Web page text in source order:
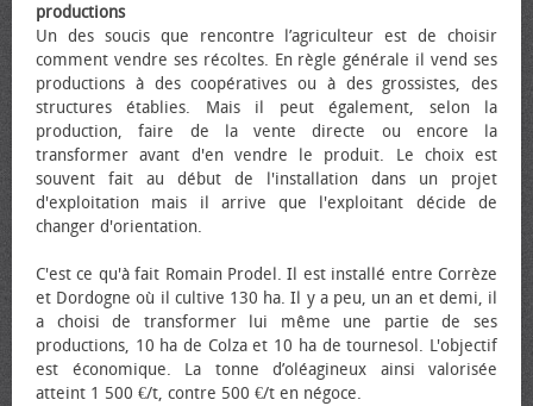
productions
Un des soucis que rencontre l’agriculteur est de choisir
comment vendre ses récoltes. En règle générale il vend ses
productions à des coopératives ou à des grossistes, des
structures établies. Mais il peut également, selon la
production, faire de la vente directe ou encore la
transformer avant d'en vendre le produit. Le choix est
souvent fait au début de l'installation dans un projet
d'exploitation mais il arrive que l'exploitant décide de
changer d'orientation.
C'est ce qu'à fait Romain Prodel. Il est installé entre Corrèze
et Dordogne où il cultive 130 ha. Il y a peu, un an et demi, il
a choisi de transformer lui même une partie de ses
productions, 10 ha de Colza et 10 ha de tournesol. L'objectif
est économique. La tonne d’oléagineux ainsi valorisée
atteint 1 500 €/t, contre 500 €/t en négoce.